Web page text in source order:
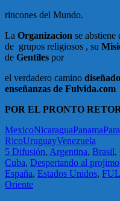
rincones del Mundo.
La Organizacion se
de grupos religiosos , su
de Gentiles por
el verdadero camino diseñado
enseñanzas de Fulvida.com
POR EL PRONTO
MexicoNicaraguaPanama
RicoUruguayVenezuela
5 Difusión, Argentina, Brasil,
Cuba, Despertando al projimo
España, Estados Unidos,
Oriente